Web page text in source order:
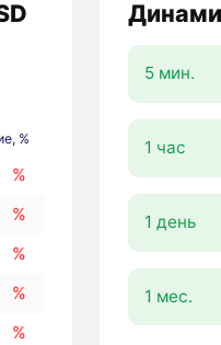
%
%
%
%
%
%
5 мин.
1 час
1 день
1 мес.